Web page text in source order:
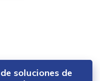
soluciones de